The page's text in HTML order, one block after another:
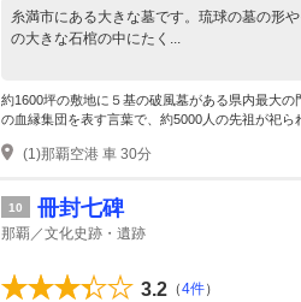
糸満市にある大きな墓です。琉球の墓の形
の大きな石棺の中にたく...
約1600坪の敷地に５基の破風墓がある県内最大
の血縁集団を表す言葉で、約5000人の先祖が祀ら
(1)那覇空港 車 30分
10 冊封七碑
那覇／文化史跡・遺跡
3.2 （4件）